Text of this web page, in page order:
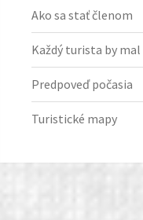
Ako sa stať členom
Každý turista by mal
Predpoveď počasia
Turistické mapy